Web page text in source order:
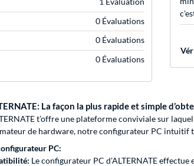
0 Évaluations
0 Évaluations
0 Évaluations
La façon la plus rapide et simple
t’offre une plateforme conviviale sur
de hardware, notre configurateur PC intuitif
PC:
Le configurateur PC d’ALTERNATE